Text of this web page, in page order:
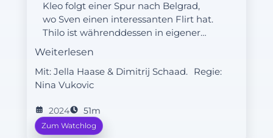
Kleo folgt einer Spur nach Belgrad,
wo Sven einen interessanten Flirt hat.
Thilo ist währenddessen in eigener
Mission unterwegs.
Weiterlesen
Mit: Jella Haase & Dimitrij Schaad.
Regie:
Nina Vukovic
2024 51m
Zum Watchlog